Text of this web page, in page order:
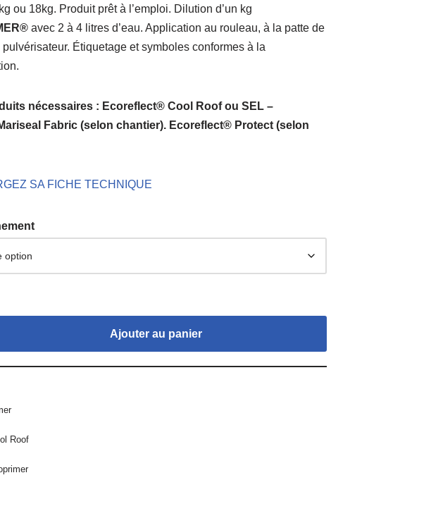
ou 18kg. Produit prêt à l’emploi. Dilution d’un kg
avec 2 à 4 litres d’eau. Application au rouleau, à la patte de
Étiquetage et symboles conformes à la
nécessaires : Ecoreflect® Cool Roof ou SEL –
Fabric (selon chantier). Ecoreflect® Protect (selon
SA FICHE TECHNIQUE
Ajouter au panier
Roof